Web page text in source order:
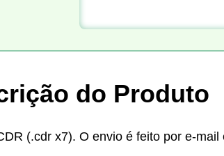
do Produto
(.cdr x7). O envio é feito por e-